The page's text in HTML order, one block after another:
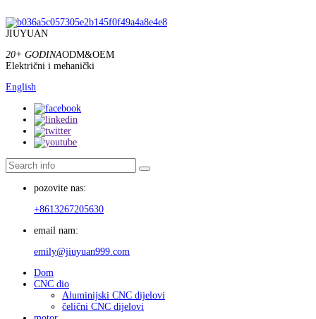
JIUYUAN
20+ GODINAODM&OEM
Električni i mehanički
English
pozovite nas:
+8613267205630
email nam:
emily@jiuyuan999.com
Dom
CNC dio
Aluminijski CNC dijelovi
čelični CNC dijelovi